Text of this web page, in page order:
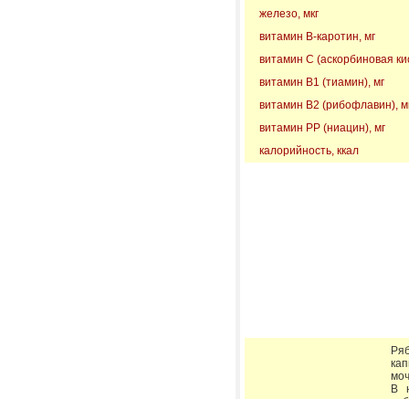
железо, мкг
витамин B-каротин, мг
витамин С (аскорбиновая
витамин В1 (тиамин), мг
витамин В2 (рибофлавин),
витамин РР (ниацин), мг
калорийность, ккал
В